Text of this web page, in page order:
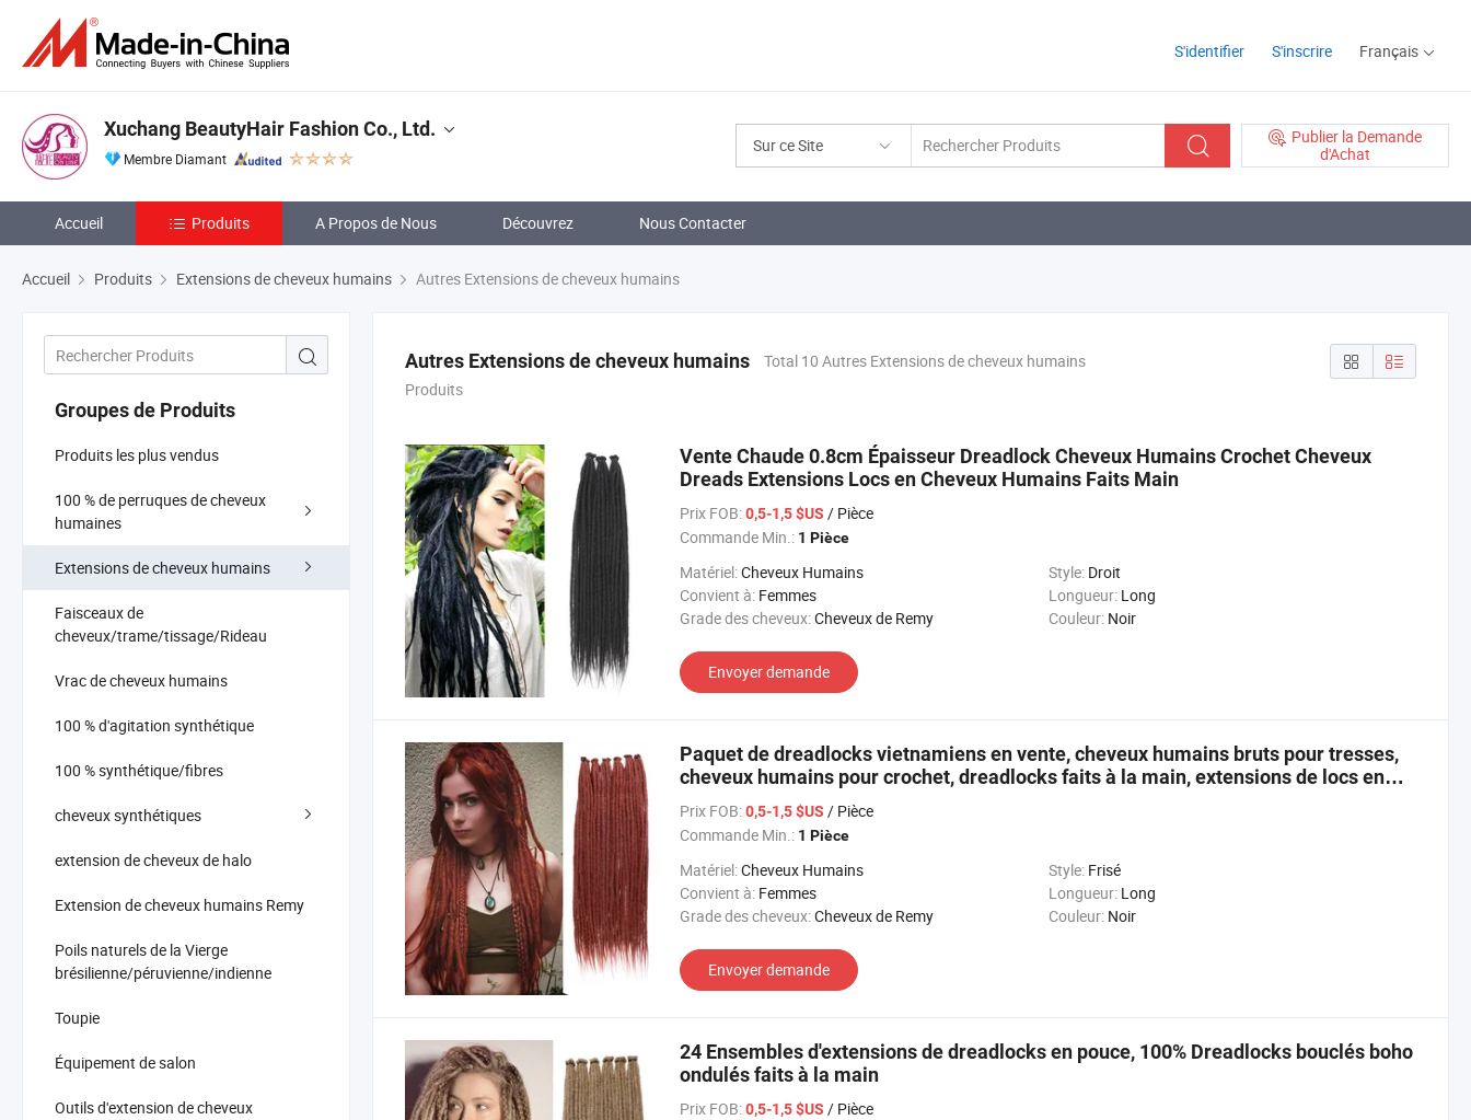
S'identifier S'inscrire Français
Sur ce Site
Publier la Demande
d'Achat
Xuchang BeautyHair Fashion Co., Ltd.
Membre Diamant
Accueil Produits A Propos de Nous Découvrez Nous Contacter
Accueil Produits Extensions de cheveux humains Autres Extensions de cheveux humains
Groupes de Produits
Produits les plus vendus
100 % de perruques de cheveux
humaines
Extensions de cheveux humains
Faisceaux de
cheveux/trame/tissage/Rideau
Vrac de cheveux humains
100 % d'agitation synthétique
100 % synthétique/fibres
cheveux synthétiques
extension de cheveux de halo
Extension de cheveux humains Remy
Poils naturels de la Vierge
brésilienne/péruvienne/indienne
Toupie
Équipement de salon
Outils d'extension de cheveux
Autres Extensions de cheveux humains
Total 10 Autres Extensions de cheveux humains
Produits
Vente Chaude 0.8cm Épaisseur Dreadlock Cheveux Humains Crochet Cheveux
Dreads Extensions Locs en Cheveux Humains Faits Main
Prix FOB:0,5-1,5 $US / Pièce
Commande Min.: 1 Pièce
Matériel:Cheveux Humains Style: Droit
Convient à: Femmes Longueur: Long
Grade des cheveux:Cheveux de Remy Couleur: Noir
Envoyer demande
Paquet de dreadlocks vietnamiens en vente, cheveux humains bruts pour tresses,
cheveux humains pour crochet, dreadlocks faits à la main, extensions de locs en
cheveux humains
Prix FOB:0,5-1,5 $US / Pièce
Commande Min.: 1 Pièce
Matériel:Cheveux Humains Style: Frisé
Convient à: Femmes Longueur: Long
Grade des cheveux:Cheveux de Remy Couleur: Noir
Envoyer demande
24 Ensembles d'extensions de dreadlocks en pouce, 100% Dreadlocks bouclés boho
ondulés faits à la main
Prix FOB:0,5-1,5 $US / Pièce